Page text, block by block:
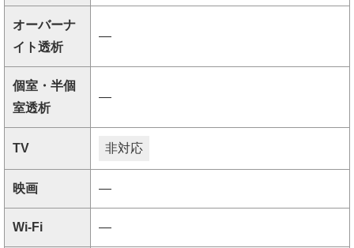
オーバーナ
イト透析
―
個室・半個
室透析
―
TV 非対応
映画 ―
Wi-Fi ―